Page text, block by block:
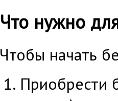
Что нужно
Чтобы начать
Приобрести